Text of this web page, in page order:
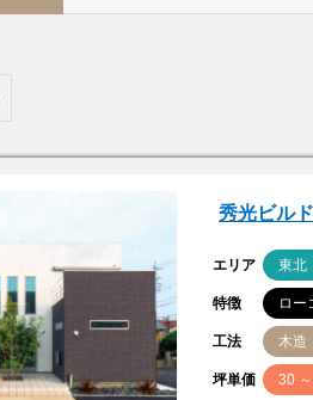
秀光ビル
エリア 東北
特徴 ロー
工法 木造
坪単価 30